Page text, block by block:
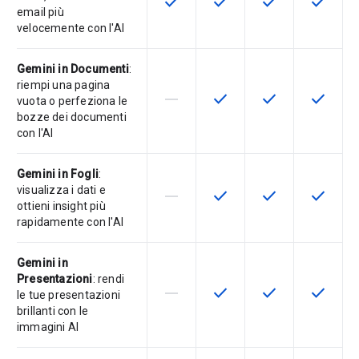
email più
velocemente con l'AI
Gemini in Documenti:
riempi una pagina
vuota o perfeziona le
bozze dei documenti
con l'AI
La funzionalità non è supportata
horizontal_rule Questa funzionalità è
check Questa
check Questa
check
Gemini in Fogli:
visualizza i dati e
ottieni insight più
rapidamente con l'AI
La funzionalità non è supportata
horizontal_rule Questa funzionalità è
check Questa
check Questa
check
Gemini in
Presentazioni: rendi
le tue presentazioni
brillanti con le
immagini AI
La funzionalità non è supportata
horizontal_rule Questa funzionalità è
check Questa
check Questa
check